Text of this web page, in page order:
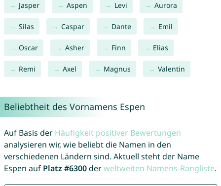
Jasper Aspen Levi Aurora
Silas Caspar Dante Emil
Oscar Asher Finn Elias
Remi Axel Magnus Valentin
Beliebtheit des Vornamens Espen
Auf Basis der Häufigkeit positiver Bewertungen
analysieren wir, wie beliebt die Namen in den
verschiedenen Ländern sind. Aktuell steht der Name
Espen auf Platz #6300derweltweiten Namens-Rangliste.